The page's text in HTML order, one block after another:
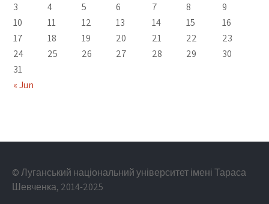
« Jun
3
4 5 6 7 8
9
10
11 12 13 14 15
16
17
18 19 20 21 22
23
24
25 26 27 28 29
30
31
© Луганський національний університет імені Тараса
Шевченка, 2014-2025